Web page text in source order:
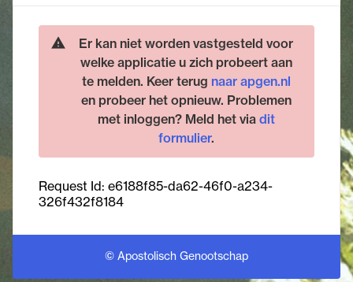
Er kan niet worden vastgesteld voor
welke applicatie u zich probeert aan
te melden. Keer terug naar apgen.nl
en probeer het opnieuw. Problemen
met inloggen? Meld het via dit
formulier.
Request Id: e6188f85-da62-46f0-a234-
326f432f8184
© Apostolisch Genootschap